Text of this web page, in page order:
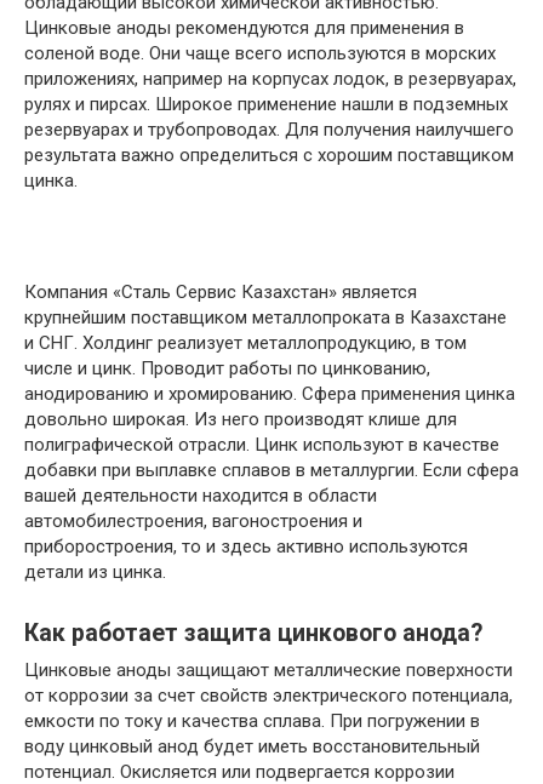
Цинковые аноды рекомендуются для применения в
соленой воде. Они чаще всего используются в морских
приложениях, например на корпусах лодок, в резервуарах,
рулях и пирсах. Широкое применение нашли в подземных
резервуарах и трубопроводах. Для получения наилучшего
результата важно определиться с хорошим поставщиком
цинка.
Компания «Сталь Сервис Казахстан» является
крупнейшим поставщиком металлопроката в Казахстане
и СНГ. Холдинг реализует металлопродукцию, в том
числе и цинк. Проводит работы по цинкованию,
анодированию и хромированию. Сфера применения цинка
довольно широкая. Из него производят клише для
полиграфической отрасли. Цинк используют в качестве
добавки при выплавке сплавов в металлургии. Если сфера
вашей деятельности находится в области
автомобилестроения, вагоностроения и
приборостроения, то и здесь активно используются
детали из цинка.
Как работает защита цинкового анода?
Цинковые аноды защищают металлические поверхности
от коррозии за счет свойств электрического потенциала,
емкости по току и качества сплава. При погружении в
воду цинковый анод будет иметь восстановительный
потенциал. Окисляется или подвергается коррозии